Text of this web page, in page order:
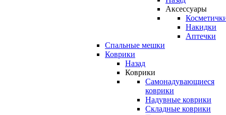
Аксессуары
Накидки
Аптечки
Спальные мешки
Коврики
Назад
Коврики
Самонадувающиеся
коврики
Надувные коврики
Складные коврики